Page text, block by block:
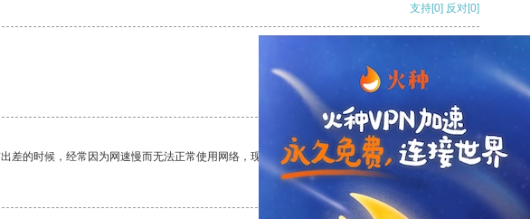
支持[0] 反对[0]
的时候，经常因为网速慢而无法正常使用网络，现在有了这个app，我再也不用担心了。
反对